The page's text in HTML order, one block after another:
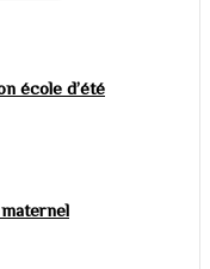
école d’été
maternel